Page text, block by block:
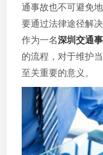
通事故也不可避免
要通过法律途径解
作为一名深圳交通
的流程，对于维护
至关重要的意义。